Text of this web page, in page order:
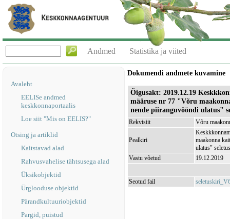
Andmed Statistika ja viited
Avaleht
EELISe andmed
keskkonnaportaalis
Loe siit "Mis on EELIS?"
Otsing ja artiklid
Kaitstavad alad
Rahvusvahelise tähtsusega alad
Üksikobjektid
Ürglooduse objektid
Pärandkultuuriobjektid
Pargid, puistud
Dokumendi andmete kuvamine
Õigusakt: 2019.12.19
määruse nr 77 "Võru
nende piiranguvööndi ulatus"
Rekvisiit Võru
Pealkiri
maakonna
ulatus"
Vastu võetud
19.12.2019
Seotud fail